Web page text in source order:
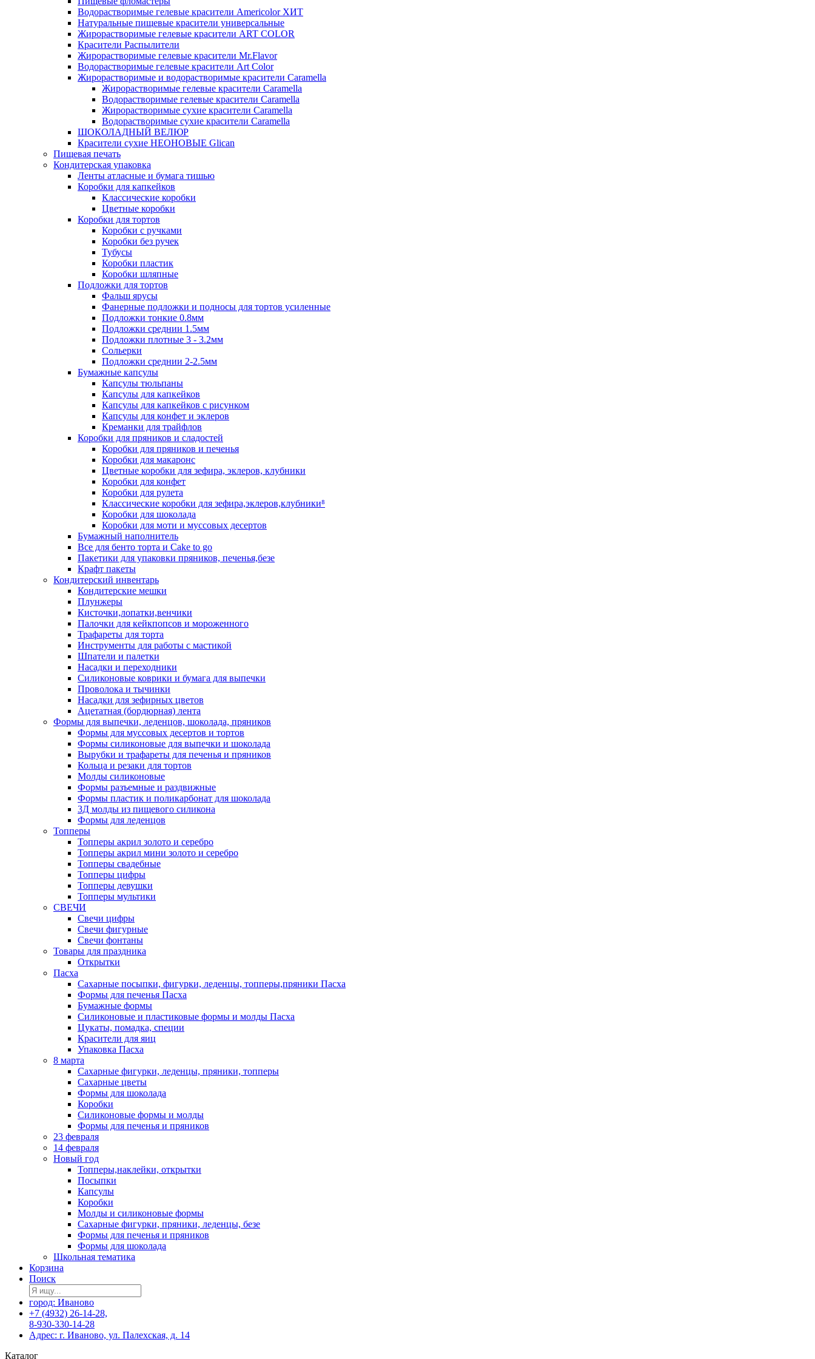
Водорастворимые гелевые красители Americolor ХИТ
Натуральные пищевые красители универсальные
Жирорастворимые гелевые красители ART COLOR
Красители Распылители
Жирорастворимые гелевые красители Mr.Flavor
Водорастворимые гелевые красители Art Color
Жирорастворимые и водорастворимые красители Caramella
Жирорастворимые гелевые красители Caramella
Водорастворимые гелевые красители Caramella
Жирорастворимые сухие красители Caramella
Водорастворимые сухие красители Caramella
ШОКОЛАДНЫЙ ВЕЛЮР
Красители сухие НЕОНОВЫЕ Glican
Пищевая печать
Кондитерская упаковка
Ленты атласные и бумага тишью
Коробки для капкейков
Классические коробки
Цветные коробки
Коробки для тортов
Коробки с ручками
Коробки без ручек
Тубусы
Коробки пластик
Коробки шляпные
Подложки для тортов
Фальш ярусы
Фанерные подложки и подносы для тортов усиленные
Подложки тонкие 0.8мм
Подложки среднии 1.5мм
Подложки плотные 3 - 3.2мм
Сольерки
Подложки среднии 2-2.5мм
Бумажные капсулы
Капсулы тюльпаны
Капсулы для капкейков
Капсулы для капкейков с рисунком
Капсулы для конфет и эклеров
Креманки для трайфлов
Коробки для пряников и сладостей
Коробки для пряников и печенья
Коробки для макаронс
Цветные коробки для зефира, эклеров, клубники
Коробки для конфет
Коробки для рулета
Классические коробки для зефира,эклеров,клубники⁸
Коробки для шоколада
Коробки для моти и муссовых десертов
Бумажный наполнитель
Все для бенто торта и Cake to go
Пакетики для упаковки пряников, печенья,безе
Крафт пакеты
Кондитерский инвентарь
Кондитерские мешки
Плунжеры
Кисточки,лопатки,венчики
Палочки для кейкпопсов и мороженного
Трафареты для торта
Инструменты для работы с мастикой
Шпатели и палетки
Насадки и переходники
Силиконовые коврики и бумага для выпечки
Проволока и тычинки
Насадки для зефирных цветов
Ацетатная (бордюрная) лента
Формы для выпечки, леденцов, шоколада, пряников
Формы для муссовых десертов и тортов
Формы силиконовые для выпечки и шоколада
Вырубки и трафареты для печенья и пряников
Кольца и резаки для тортов
Молды силиконовые
Формы разъемные и раздвижные
Формы пластик и поликарбонат для шоколада
3Д молды из пищевого силикона
Формы для леденцов
Топперы
Топперы акрил золото и серебро
Топперы акрил мини золото и серебро
Топперы свадебные
Топперы цифры
Топперы девушки
Топперы мультики
СВЕЧИ
Свечи цифры
Свечи фигурные
Свечи фонтаны
Товары для праздника
Открытки
Пасха
Сахарные посыпки, фигурки, леденцы, топперы,пряники Пасха
Формы для печенья Пасха
Бумажные формы
Силиконовые и пластиковые формы и молды Пасха
Цукаты, помадка, специи
Красители для яиц
Упаковка Пасха
8 марта
Сахарные фигурки, леденцы, пряники, топперы
Сахарные цветы
Формы для шоколада
Коробки
Силиконовые формы и молды
Формы для печенья и пряников
23 февраля
14 февраля
Новый год
Топперы,наклейки, открытки
Посыпки
Капсулы
Коробки
Молды и силиконовые формы
Сахарные фигурки, пряники, леденцы, безе
Формы для печенья и пряников
Формы для шоколада
Школьная тематика
Корзина
Поиск
город: Иваново
+7 (4932) 26-14-28,
8-930-330-14-28
Адрес: г. Иваново, ул. Палехская, д. 14
Каталог